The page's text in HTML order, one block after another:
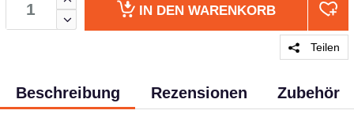
IN DEN WARENKORB
Teilen
Beschreibung Rezensionen Zubehör